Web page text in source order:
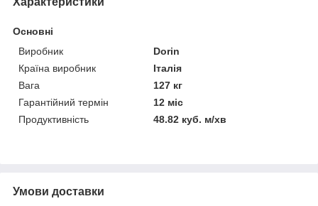
Основні
Виробник
Dorin
Країна виробник
Італія
Вага
127 кг
Гарантійний термін
12 міс
Продуктивність
48.82 куб. м/хв
Умови доставки